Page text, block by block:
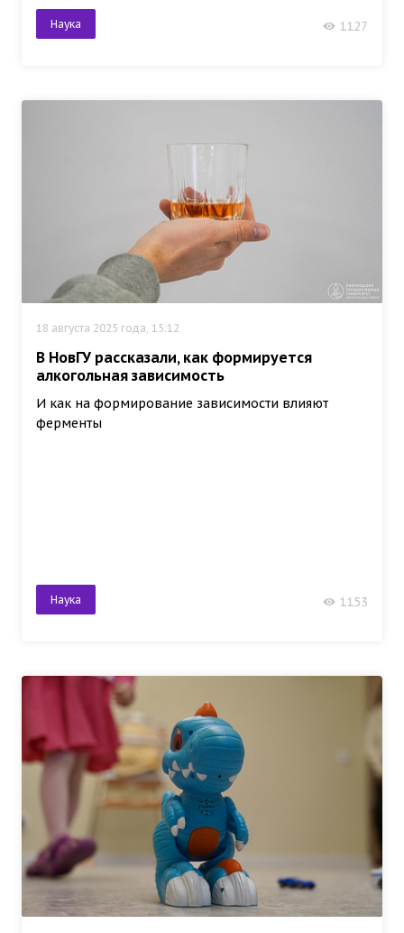
Наука 1127
18 августа 2025 года, 15:12
В НовГУ рассказали, как формируется
алкогольная зависимость
И как на формирование зависимости влияют
ферменты
Наука 1153